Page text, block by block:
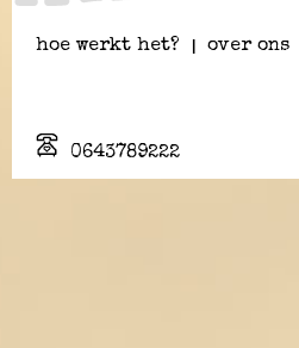
hoe werkt het? over ons
0643789222